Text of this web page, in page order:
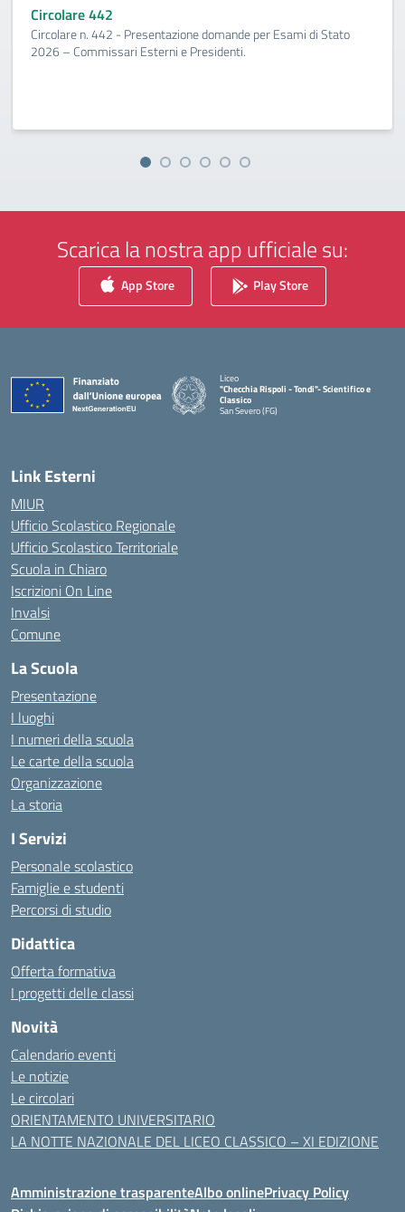
Circolare 442
Circolare n. 442 - Presentazione domande per Esami di Stato
2026 – Commissari Esterni e Presidenti.
Scarica la nostra app ufficiale su:
App Store Play Store
Liceo
"Checchia Rispoli - Tondi"- Scientifico e
Classico
San Severo (FG)
Link Esterni
MIUR
Ufficio Scolastico Regionale
Ufficio Scolastico Territoriale
Scuola in Chiaro
Iscrizioni On Line
Invalsi
Comune
La Scuola
Presentazione
I luoghi
I numeri della scuola
Le carte della scuola
Organizzazione
La storia
I Servizi
Personale scolastico
Famiglie e studenti
Percorsi di studio
Didattica
Offerta formativa
I progetti delle classi
Novità
Calendario eventi
Le notizie
Le circolari
ORIENTAMENTO UNIVERSITARIO
LA NOTTE NAZIONALE DEL LICEO CLASSICO – XI EDIZIONE
Amministrazione trasparenteAlbo onlinePrivacy Policy